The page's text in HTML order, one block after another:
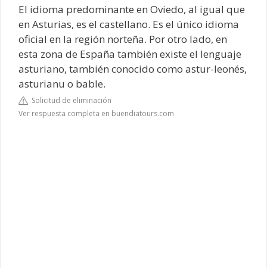
El idioma predominante en Oviedo, al igual que
en Asturias, es el castellano. Es el único idioma
oficial en la región norteña. Por otro lado, en
esta zona de España también existe el lenguaje
asturiano, también conocido como astur-leonés,
asturianu o bable.
Solicitud de eliminación
Ver respuesta completa en buendiatours.com